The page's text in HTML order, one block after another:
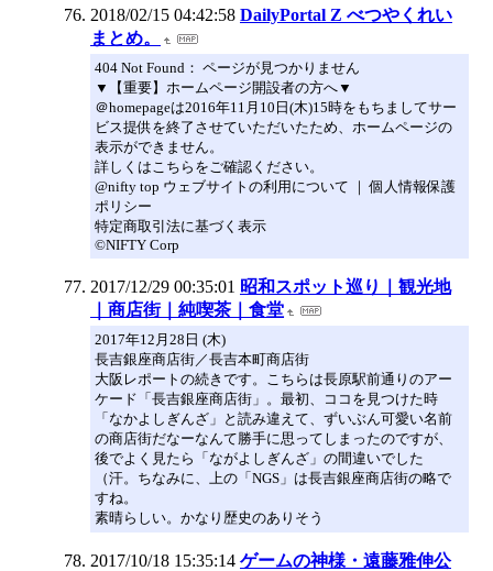
2018/02/15 04:42:58 DailyPortal Z べつやくれい
まとめ。
404 Not Found： ページが見つかりません
▼【重要】ホームページ開設者の方へ▼
＠homepageは2016年11月10日(木)15時をもちましてサー
ビス提供を終了させていただいたため、ホームページの
表示ができません。
詳しくはこちらをご確認ください。
@nifty top ウェブサイトの利用について ｜ 個人情報保護
ポリシー
特定商取引法に基づく表示
©NIFTY Corp
2017/12/29 00:35:01 昭和スポット巡り｜観光地
｜商店街｜純喫茶｜食堂
2017年12月28日 (木)
長吉銀座商店街／長吉本町商店街
大阪レポートの続きです。こちらは長原駅前通りのアー
ケード「長吉銀座商店街」。最初、ココを見つけた時
「なかよしぎんざ」と読み違えて、ずいぶん可愛い名前
の商店街だなーなんて勝手に思ってしまったのですが、
後でよく見たら「ながよしぎんざ」の間違いでした
（汗。ちなみに、上の「NGS」は長吉銀座商店街の略で
すね。
素晴らしい。かなり歴史のありそう
2017/10/18 15:35:14 ゲームの神様・遠藤雅伸公